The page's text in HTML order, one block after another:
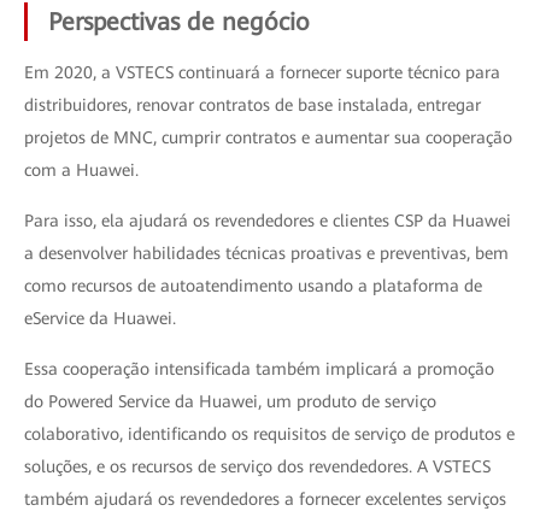
Perspectivas de negócio
Em 2020, a VSTECS continuará a fornecer suporte técnico para
distribuidores, renovar contratos de base instalada, entregar
projetos de MNC, cumprir contratos e aumentar sua cooperação
com a Huawei.
Para isso, ela ajudará os revendedores e clientes CSP da Huawei
a desenvolver habilidades técnicas proativas e preventivas, bem
como recursos de autoatendimento usando a plataforma de
eService da Huawei.
Essa cooperação intensificada também implicará a promoção
do Powered Service da Huawei, um produto de serviço
colaborativo, identificando os requisitos de serviço de produtos e
soluções, e os recursos de serviço dos revendedores. A VSTECS
também ajudará os revendedores a fornecer excelentes serviços